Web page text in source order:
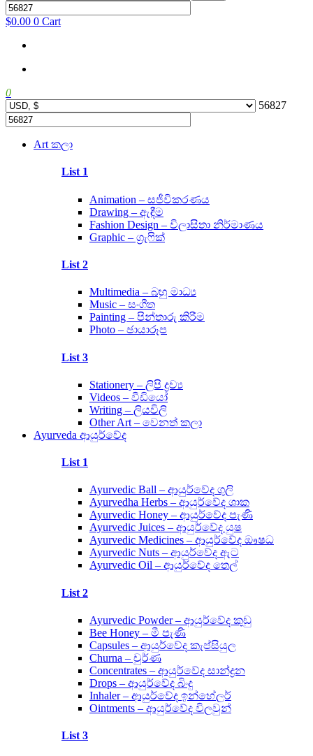
$0.00 0 Cart
0
56827
Main
Art කලා
List 1
Animation – සජීවිකරණය
Drawing – ඇඳීම
Fashion Design – විලාසිතා නිර්මාණය
Graphic – ග්‍රැෆික්
List 2
Multimedia – බහු මාධ්‍ය
Music – සංගීත
Painting – පින්තාරු කිරීම
Photo – ඡායාරූප
List 3
Stationery – ලිපි ද්‍රව්‍ය
Videos – වීඩියෝ
Writing – ලියවිලි
Other Art – වෙනත් කලා
Ayurveda ආයුර්වේද
List 1
Ayurvedic Ball – ආයුර්වේද ගුලි
Ayurvedha Herbs – ආයුර්වේද ශාක
Ayurvedic Honey – ආයුර්වේද පැණි
Ayurvedic Juices – ආයුර්වේද යුෂ
Ayurvedic Medicines – ආයුර්වේද ඖෂධ
Ayurvedic Nuts – ආයුර්වේද ඇට
Ayurvedic Oil – ආයුර්වේද තෙල්
List 2
Ayurvedic Powder – ආයුර්වේද කුඩු
Bee Honey – මී පැණි
Capsules – ආයුර්වේද කැප්සියුල
Churna – චුර්ණ
Concentrates – ආයුර්වේද සාන්ද්‍රන
Drops – ආයුර්වේද බිංදු
Inhaler – ආයුර්වේද ඉන්හේලර්
Ointments – ආයුර්වේද විලවුන්
List 3